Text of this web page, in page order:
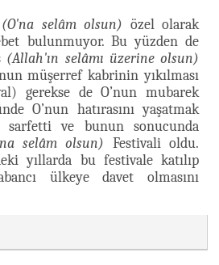
(O'na selâm olsun) özel olarak
bulunmuyor. Bu yüzden de
(Allah'ın selâmı üzerine olsun)
müşerref kabrinin yıkılması
gerekse de O’nun mubarek
O’nun hatırasını yaşatmak
ve bunun sonucunda
selâm olsun) Festivali oldu.
yıllarda bu festivale katılıp
ülkeye davet olmasını